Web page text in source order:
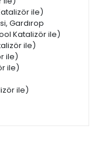
ile)
Gardırop
Katalizör ile)
ile)
ile)
ile)
ile)